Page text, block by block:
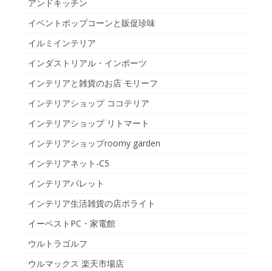
アンドキッチン
イベントポップコーンと販促珍味
イルミインテリア
インダストリアル・インポーツ
インテリアと雑貨のお店 モリーフ
インテリアショップ ココテリア
インテリアショップ リトマート
インテリアショップroomy garden
インテリアネット-C5
インテリアパレット
インテリア生活雑貨の店ポライト
イーベストPC・家電館
ウルトラゴルフ
ウルマックス 楽天市場店